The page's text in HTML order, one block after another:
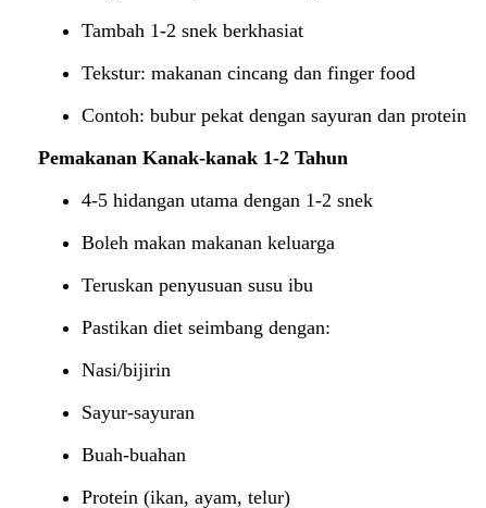
Tambah 1-2 snek berkhasiat
Tekstur: makanan cincang dan finger food
Contoh: bubur pekat dengan sayuran dan protein
Pemakanan Kanak-kanak 1-2 Tahun
4-5 hidangan utama dengan 1-2 snek
Boleh makan makanan keluarga
Teruskan penyusuan susu ibu
Pastikan diet seimbang dengan:
Nasi/bijirin
Sayur-sayuran
Buah-buahan
Protein (ikan, ayam, telur)